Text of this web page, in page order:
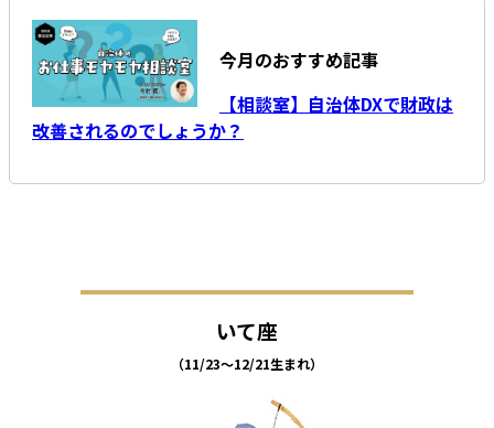
今月のおすすめ記事
【相談室】自治体DXで財政は
改善されるのでしょうか？
いて座
（11/23～12/21生まれ）